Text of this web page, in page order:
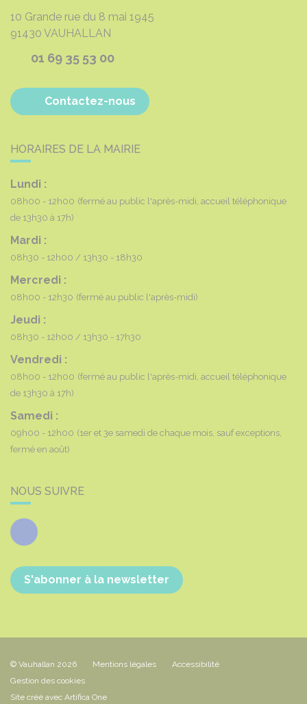
10 Grande rue du 8 mai 1945
91430 VAUHALLAN
01 69 35 53 00
Contactez-nous
HORAIRES DE LA MAIRIE
Lundi :
08h00 - 12h00 (fermé au public l'après-midi, accueil téléphonique
de 13h30 à 17h)
Mardi :
08h30 - 12h00 13h30 - 18h30
Mercredi :
08h00 - 12h30 (fermé au public l'après-midi)
Jeudi :
08h30 - 12h00 13h30 - 17h30
Vendredi :
08h00 - 12h00 (fermé au public l'après-midi, accueil téléphonique
de 13h30 à 17h)
Samedi :
09h00 - 12h00 (1er et 3e samedi de chaque mois, sauf exceptions,
fermé en août)
NOUS SUIVRE
Facebook
S'abonner à la newsletter
© Vauhallan 2026 Mentions légales
Accessibilité
Gestion des cookies
Site créé avec Artifica One